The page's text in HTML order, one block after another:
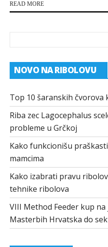
READ MORE
NOVO NA RIBOLOVU
Top 10 šaranskih čvorova
Riba zec Lagocephalus
probleme u Grčkoj
Kako funkcionišu
mamcima
Kako izabrati pravu
tehnike ribolova
VIII Method Feeder kup
Masterbih Hrvatska do